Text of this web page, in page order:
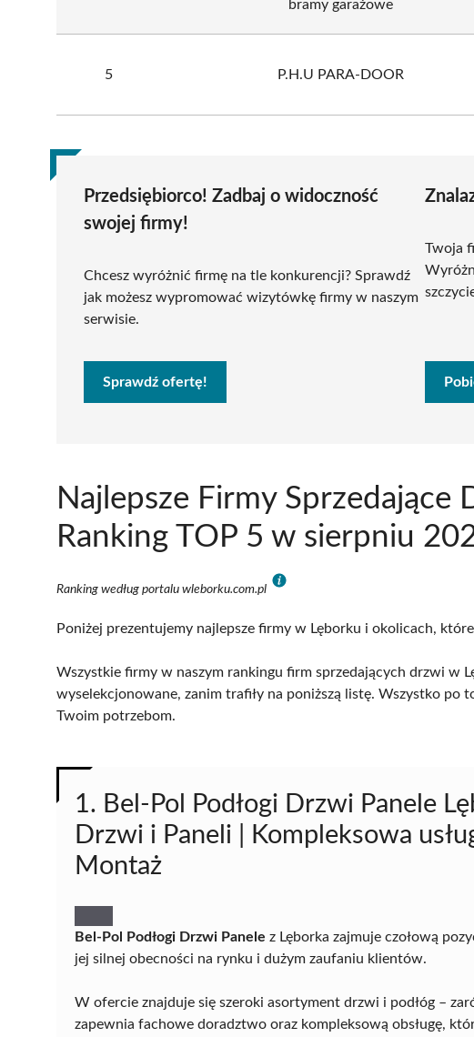
bramy garażowe
5 P.H.U PARA-DOOR
Przedsiębiorco! Zadbaj o widoczność
swojej firmy!
Chcesz wyróżnić firmę na tle konkurencji? Sprawdź
jak możesz wypromować wizytówkę firmy w naszym
serwisie.
Sprawdź ofertę!
Twoja
Najlepsze Firmy Sprzedające
Ranking TOP 5 w sierpniu
Ranking według portalu wleborku.com.pl
Poniżej prezentujemy najlepsze firmy w Lęborku i okolicach,
Wszystkie firmy w naszym rankingu firm sprzedających drzwi w
wyselekcjonowane, zanim trafiły na poniższą listę. Wszystko po
Twoim potrzebom.
1. Bel-Pol Podłogi Drzwi Panele
Drzwi i Paneli | Kompleksowa
Montaż
Bel-Pol Podłogi Drzwi Panele z Lęborka zajmuje czołową
jej silnej obecności na rynku i dużym zaufaniu klientów.
W ofercie znajduje się szeroki asortyment drzwi i podłóg –
zapewnia fachowe doradztwo oraz kompleksową obsługę,